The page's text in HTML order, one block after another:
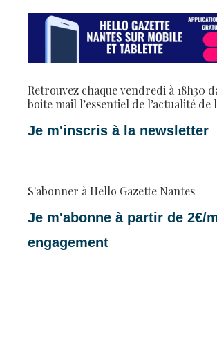
Retrouvez chaque vendredi à 18h30
boite mail l’essentiel de l’actualité de
Je m'inscris à la newsletter
S'abonner à Hello Gazette Nantes
Je m'abonne à partir de 2€/
engagement